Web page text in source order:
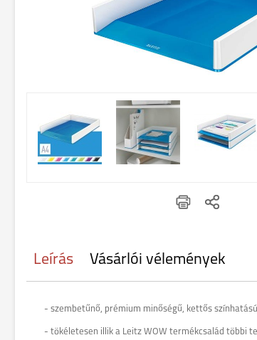
Leírás Vásárlói vélemények
- szembetűnő, prémium minőségű, kettős
- tökéletesen illik a Leitz WOW termékcsalád többi